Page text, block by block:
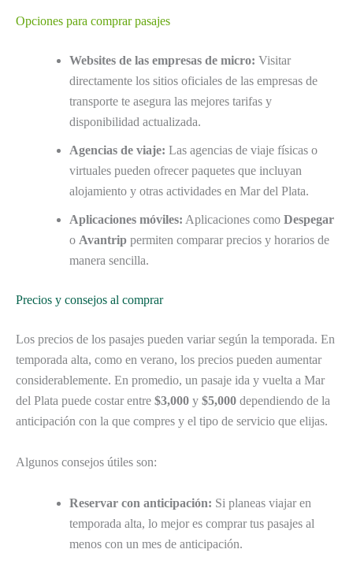
Opciones para comprar pasajes
Websites de las empresas de micro: Visitar
directamente los sitios oficiales de las empresas de
transporte te asegura las mejores tarifas y
disponibilidad actualizada.
Agencias de viaje: Las agencias de viaje físicas o
virtuales pueden ofrecer paquetes que incluyan
alojamiento y otras actividades en Mar del Plata.
Aplicaciones móviles: Aplicaciones como Despegar
o Avantrip permiten comparar precios y horarios de
manera sencilla.
Precios y consejos al comprar
Los precios de los pasajes pueden variar según la temporada. En
temporada alta, como en verano, los precios pueden aumentar
considerablemente. En promedio, un pasaje ida y vuelta a Mar
del Plata puede costar entre $3,000 y $5,000 dependiendo de la
anticipación con la que compres y el tipo de servicio que elijas.
Algunos consejos útiles son:
Reservar con anticipación: Si planeas viajar en
temporada alta, lo mejor es comprar tus pasajes al
menos con un mes de anticipación.